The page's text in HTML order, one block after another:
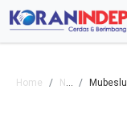
Home Nasional Mubeslub Forbes